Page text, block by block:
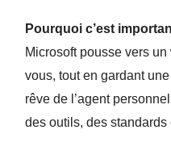
Pourquoi c’est
Microsoft pousse vers
vous, tout en gardant
rêve de l’agent
des outils, des